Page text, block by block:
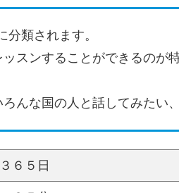
類されます。
スンすることができるのが特
んな国の人と話してみたい
６５日